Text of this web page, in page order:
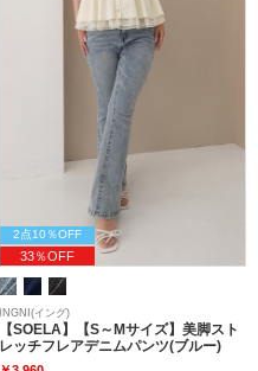
2点10％OFF
33％OFF
INGNI(イング)
【SOELA】【S～Mサイズ】美脚スト
レッチフレアデニムパンツ(ブルー)